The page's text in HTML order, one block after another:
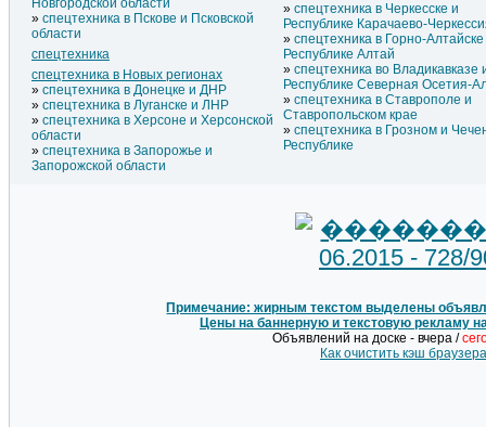
Новгородской области
спецтехника в Пскове и Псковской
области
спецтехника
спецтехника в Новых регионах
спецтехника в Донецке и ДНР
спецтехника в Луганске и ЛНР
спецтехника в Херсоне и Херсонской
области
спецтехника в Запорожье и
Запорожской области
спецтехника в Черкесске и
Республике Карачаево-
спецтехника в Горно-
Республике Алтай
спецтехника во Владикавказе
Республике Северная Осетия-
спецтехника в Ставрополе и
Ставропольском крае
спецтехника в Грозном и
Республике
Примечание: жирным текстом выделены
Цены на баннерную и текстовую рекламу
Объявлений на доске - вчера /
Как очистить кэш